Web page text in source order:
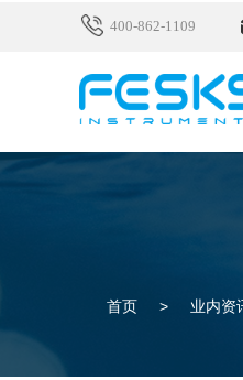
400-862-1109
首页 > 业内资